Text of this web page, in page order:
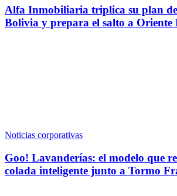
Alfa Inmobiliaria triplica su plan
Bolivia y prepara el salto a Oriente
Noticias corporativas
Goo! Lavanderías: el modelo que
colada inteligente junto a Tormo